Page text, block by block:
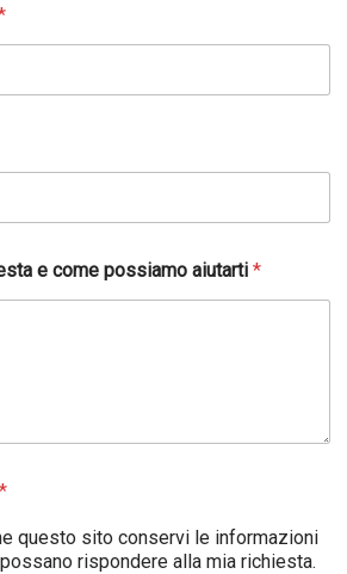
e come possiamo aiutarti*
*
questo sito conservi le informazioni
rispondere alla mia richiesta.